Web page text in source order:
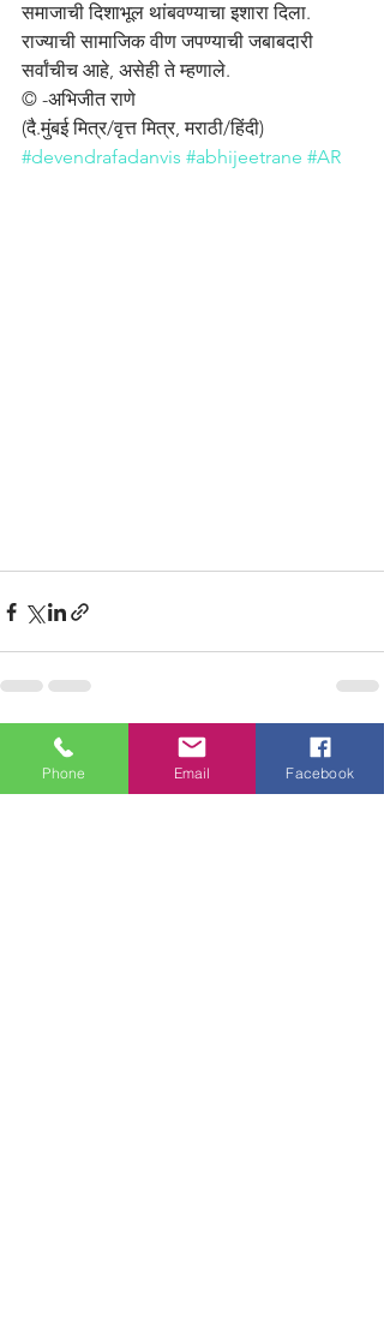
समाजाची दिशाभूल थांबवण्याचा इशारा दिला.
राज्याची सामाजिक वीण जपण्याची जबाबदारी
सर्वांचीच आहे, असेही ते म्हणाले.
© -अभिजीत राणे
(दै.मुंबई मित्र/वृत्त मित्र, मराठी/हिंदी)
#devendrafadanvis #abhijeetrane #AR
Recent Posts
Phone Email Facebook